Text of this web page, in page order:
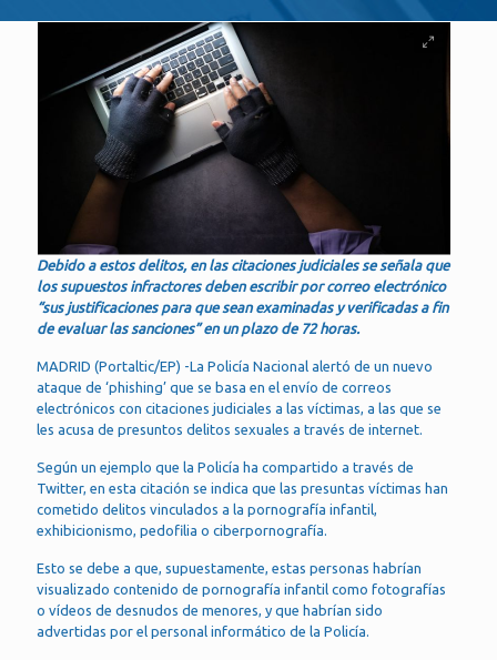
Debido a estos delitos, en las citaciones judiciales se señala que
los supuestos infractores deben escribir por correo electrónico
“sus justificaciones para que sean examinadas y verificadas a fin
de evaluar las sanciones” en un plazo de 72 horas.
MADRID (Portaltic/EP) -La Policía Nacional alertó de un nuevo
ataque de ‘phishing’ que se basa en el envío de correos
electrónicos con citaciones judiciales a las víctimas, a las que se
les acusa de presuntos delitos sexuales a través de internet.
Según un ejemplo que la Policía ha compartido a través de
Twitter, en esta citación se indica que las presuntas víctimas han
cometido delitos vinculados a la pornografía infantil,
exhibicionismo, pedofilia o ciberpornografía.
Esto se debe a que, supuestamente, estas personas habrían
visualizado contenido de pornografía infantil como fotografías
o vídeos de desnudos de menores, y que habrían sido
advertidas por el personal informático de la Policía.